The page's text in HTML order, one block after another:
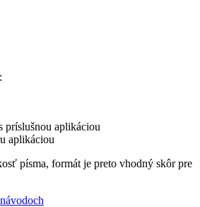
príslušnou aplikáciou
aplikáciou
písma, formát je preto vhodný skôr pre